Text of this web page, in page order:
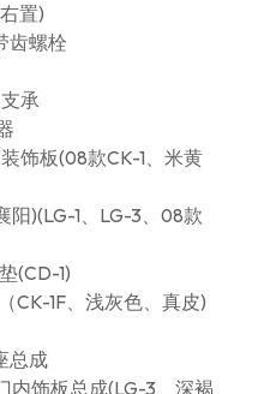
置)
齿螺栓
承
饰板(08款CK-1、米黄
阳)(LG-1、LG-3、08款
(CD-1)
CK-1F、浅灰色、真皮)
总成
内饰板总成(LG-3、深褐